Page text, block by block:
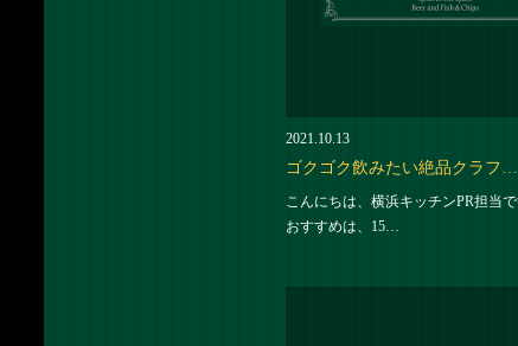
2021.10.13
ゴクゴク飲みたい絶品クラフ…
こんにちは、横浜キッチンPR担当
おすすめは、15…